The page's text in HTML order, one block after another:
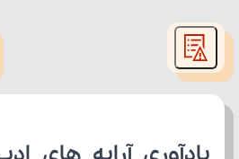
modal
window.
loaded, either because the server
the format is not supported.